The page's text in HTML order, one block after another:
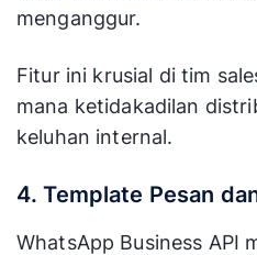
menganggur.
Fitur ini krusial di tim
mana ketidakadilan
keluhan internal.
4. Template Pesan
WhatsApp Business API